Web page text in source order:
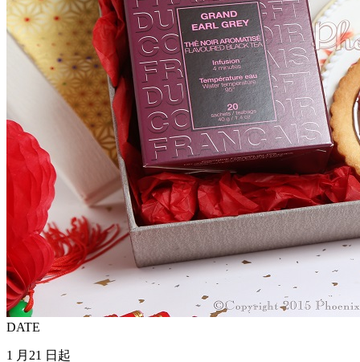
DATE
1 月21 日起